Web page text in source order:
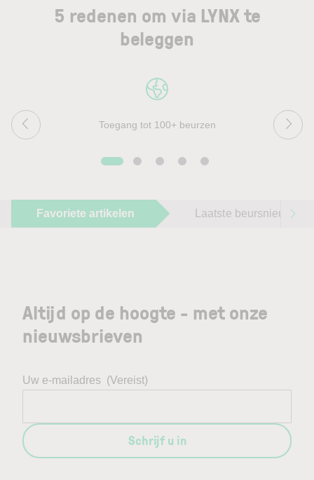
5 redenen om via LYNX te
beleggen
Toegang tot 100+ beurzen
Favoriete artikelen Laatste beursnieuws
Altijd op de hoogte - met onze
nieuwsbrieven
Uw e-mailadres (Vereist)
Schrijf u in